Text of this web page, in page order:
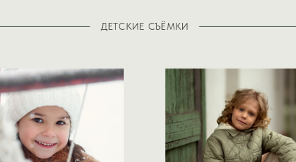
ДЕТСКИЕ СЪЁМКИ